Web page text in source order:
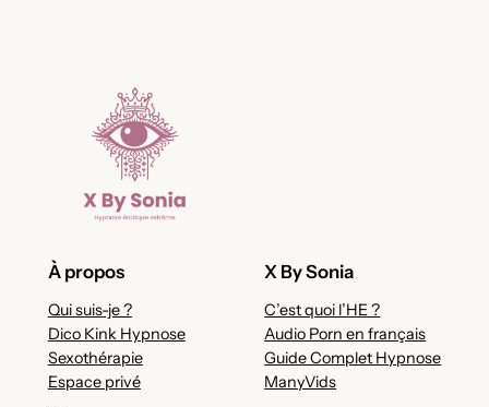
À propos
Qui suis-je ?
Dico Kink Hypnose
Sexothérapie
Espace privé
X By Sonia
C’est quoi l’HE ?
Audio Porn en français
Guide Complet Hypnose
ManyVids